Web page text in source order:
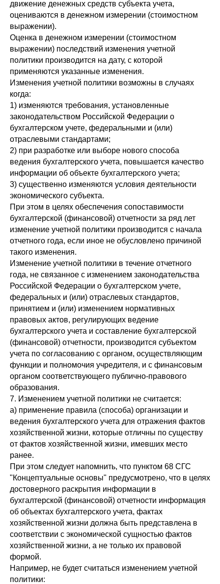
движение денежных средств субъекта учета,
оцениваются в денежном измерении (стоимостном
выражении).
Оценка в денежном измерении (стоимостном
выражении) последствий изменения учетной
политики производится на дату, с которой
применяются указанные изменения.
Изменения учетной политики возможны в случаях
когда:
1) изменяются требования, установленные
законодательством Российской Федерации о
бухгалтерском учете, федеральными и (или)
отраслевыми стандартами;
2) при разработке или выборе нового способа
ведения бухгалтерского учета, повышается качество
информации об объекте бухгалтерского учета;
3) существенно изменяются условия деятельности
экономического субъекта.
При этом в целях обеспечения сопоставимости
бухгалтерской (финансовой) отчетности за ряд лет
изменение учетной политики производится с начала
отчетного года, если иное не обусловлено причиной
такого изменения.
Изменение учетной политики в течение отчетного
года, не связанное с изменением законодательства
Российской Федерации о бухгалтерском учете,
федеральных и (или) отраслевых стандартов,
принятием и (или) изменением нормативных
правовых актов, регулирующих ведение
бухгалтерского учета и составление бухгалтерской
(финансовой) отчетности, производится субъектом
учета по согласованию с органом, осуществляющим
функции и полномочия учредителя, и с финансовым
органом соответствующего публично-правового
образования.
7. Изменением учетной политики не считается:
а) применение правила (способа) организации и
ведения бухгалтерского учета для отражения фактов
хозяйственной жизни, которые отличны по существу
от фактов хозяйственной жизни, имевших место
ранее.
При этом следует напомнить, что пунктом 68 СГС
"Концептуальные основы" предусмотрено, что в целях
достоверного раскрытия информации в
бухгалтерской (финансовой) отчетности информация
об объектах бухгалтерского учета, фактах
хозяйственной жизни должна быть представлена в
соответствии с экономической сущностью фактов
хозяйственной жизни, а не только их правовой
формой.
Например, не будет считаться изменением учетной
политики: